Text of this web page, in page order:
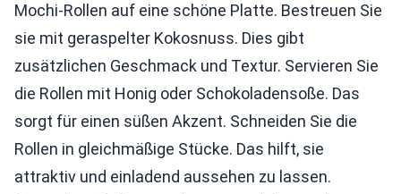
Mochi-Rollen auf eine schöne Platte. Bestreuen Sie
sie mit geraspelter Kokosnuss. Dies gibt
zusätzlichen Geschmack und Textur. Servieren Sie
die Rollen mit Honig oder Schokoladensoße. Das
sorgt für einen süßen Akzent. Schneiden Sie die
Rollen in gleichmäßige Stücke. Das hilft, sie
attraktiv und einladend aussehen zu lassen.